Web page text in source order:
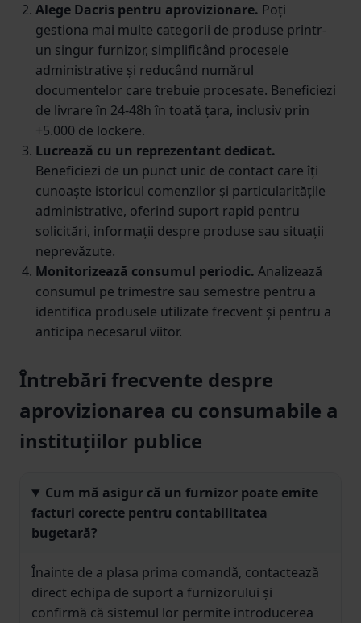
Alege Dacris pentru aprovizionare. Poți
gestiona mai multe categorii de produse printr-
un singur furnizor, simplificând procesele
administrative și reducând numărul
documentelor care trebuie procesate. Beneficiezi
de livrare în 24-48h în toată țara, inclusiv prin
+5.000 de lockere.
Lucrează cu un reprezentant dedicat.
Beneficiezi de un punct unic de contact care îți
cunoaște istoricul comenzilor și particularitățile
administrative, oferind suport rapid pentru
solicitări, informații despre produse sau situații
neprevăzute.
Monitorizează consumul periodic. Analizează
consumul pe trimestre sau semestre pentru a
identifica produsele utilizate frecvent și pentru a
anticipa necesarul viitor.
Întrebări frecvente despre
aprovizionarea cu consumabile a
instituțiilor publice
Cum mă asigur că un furnizor poate emite
facturi corecte pentru contabilitatea
bugetară?
Înainte de a plasa prima comandă, contactează
direct echipa de suport a furnizorului și
confirmă că sistemul lor permite introducerea